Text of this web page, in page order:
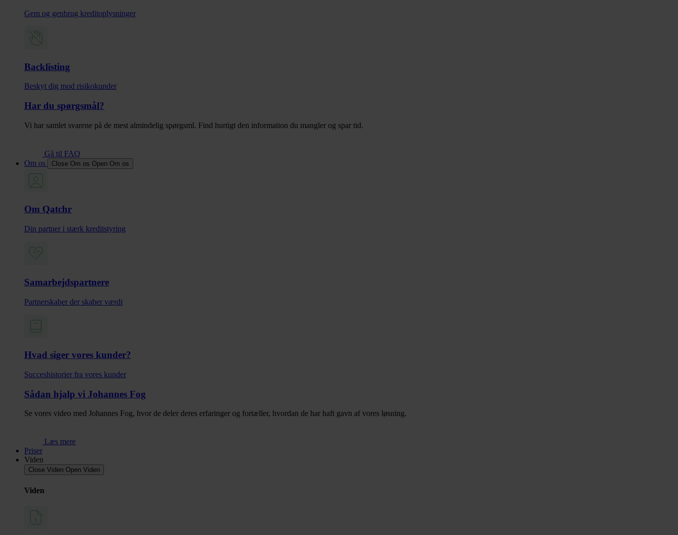
Gem og genbrug kreditoplysninger
Backlisting
Beskyt dig mod risikokunder
Har du spørgsmål?
Vi har samlet svarene på de mest almindelig spørgsml. Find hurtigt den information du mangler og spar tid.
Gå til FAQ
Om os
Close Om os Open Om os
Om Qatchr
Din partner i stærk kreditstyring
Samarbejdspartnere
Partnerskaber der skaber værdi
Hvad siger vores kunder?
Succes­historier fra vores kunder
Sådan hjalp vi Johannes Fog
Se vores video med Johannes Fog, hvor de deler deres erfaringer og fortæller, hvordan de har haft gavn af vores løsning.
Læs mere
Priser
Viden
Close Viden Open Viden
Viden